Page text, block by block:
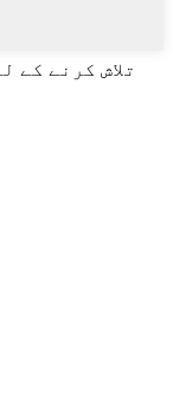
تلاش کرنے کے